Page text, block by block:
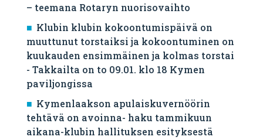
– teemana Rotaryn nuorisovaihto
Klubin klubin kokoontumispäivä on
muuttunut torstaiksi ja kokoontuminen on
kuukauden ensimmäinen ja kolmas torstai
- Takkailta on to 09.01. klo 18 Kymen
paviljongissa
Kymenlaakson apulaiskuvernöörin
tehtävä on avoinna- haku tammikuun
aikana-klubin hallituksen esityksestä